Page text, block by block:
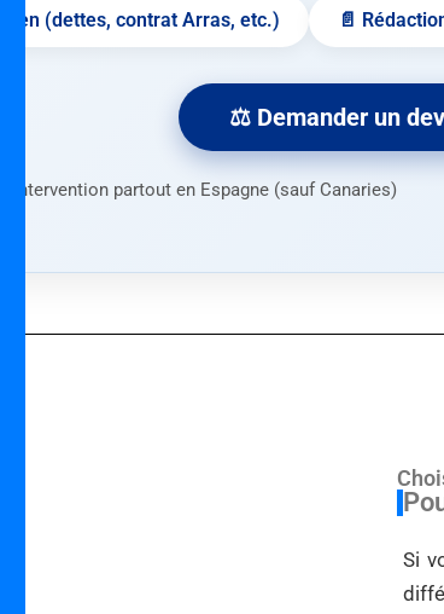
(dettes, contrat Arras, etc.)
📄
⚖️ Demander un
Intervention partout en Espagne (sauf Canaries)
Si